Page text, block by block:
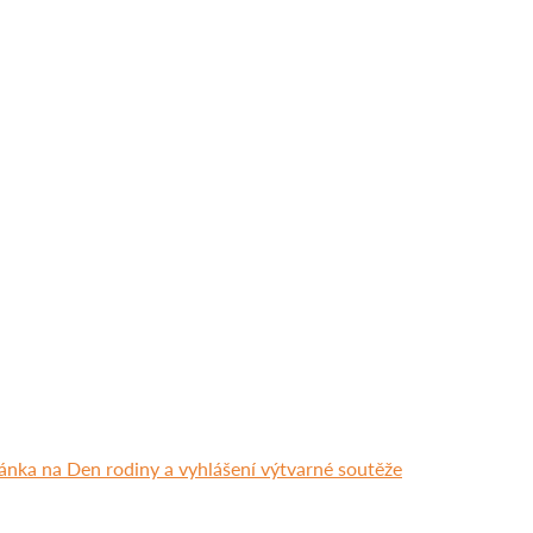
na Den rodiny a vyhlášení výtvarné soutěže